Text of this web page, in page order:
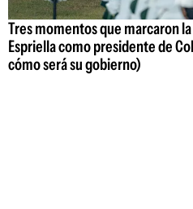
Tres momentos que marcaron
Espriella como presidente de
cómo será su gobierno)